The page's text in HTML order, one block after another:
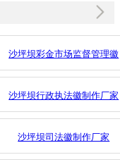
沙坪坝彩金市场监督管理徽
沙坪坝行政执法徽制作厂家
沙坪坝司法徽制作厂家